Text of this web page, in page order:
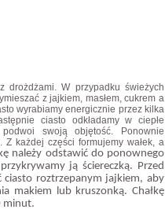
drożdżami. W przypadku świeżych
z jajkiem, masłem, cukrem a
wyrabiamy energicznie przez kilka
ciasto odkładamy w ciepłe
swoją objętość. Ponownie
każdej części formujemy wałek, a
należy odstawić do ponownego
ją ściereczką. Przed
roztrzepanym jajkiem, aby
makiem lub kruszonką. Chałkę
minut.